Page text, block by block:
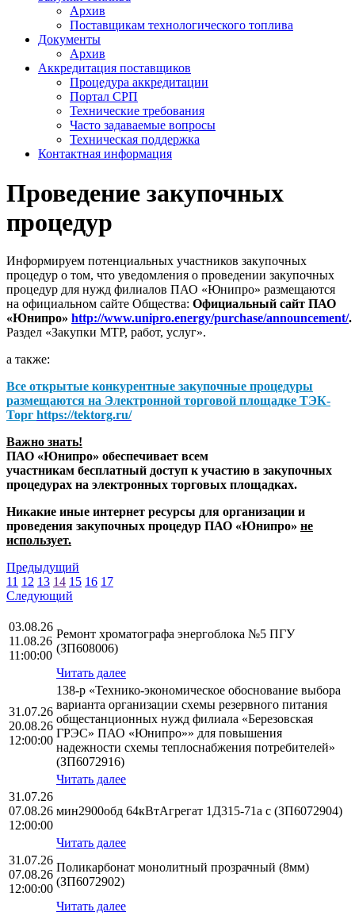
Архив
Поставщикам технологического топлива
Документы
Архив
Аккредитация поставщиков
Процедура аккредитации
Портал СРП
Технические требования
Часто задаваемые вопросы
Техническая поддержка
Контактная информация
Проведение закупочных
процедур
Информируем потенциальных участников закупочных
процедур о том, что уведомления о проведении закупочных
процедур для нужд филиалов ПАО «Юнипро» размещаются
на официальном сайте Общества: Официальный сайт ПАО
«Юнипро» http://www.unipro.energy/purchase/announcement/.
Раздел «Закупки МТР, работ, услуг».
а также:
Все открытые конкурентные закупочные процедуры
размещаются на Электронной торговой площадке ТЭК-
Торг https://tektorg.ru/
Важно знать!
ПАО «Юнипро» обеспечивает всем
участникам бесплатный доступ к участию в закупочных
процедурах на электронных торговых площадках.
Никакие иные интернет ресурсы для организации и
проведения закупочных процедур ПАО «Юнипро» не
использует.
Предыдущий
11 12 13 14 15 16 17
Следующий
03.08.26
11.08.26
11:00:00
Ремонт хроматографа энергоблока №5 ПГУ
(ЗП608006)
Читать далее
31.07.26
20.08.26
12:00:00
138-р «Технико-экономическое обоснование выбора
варианта организации схемы резервного питания
общестанционных нужд филиала «Березовская
ГРЭС» ПАО «Юнипро»» для повышения
надежности схемы теплоснабжения потребителей»
(ЗП6072916)
Читать далее
31.07.26
07.08.26
12:00:00
мин2900обд 64кВтАгрегат 1Д315-71а с (ЗП6072904)
Читать далее
31.07.26
07.08.26
12:00:00
Поликарбонат монолитный прозрачный (8мм)
(ЗП6072902)
Читать далее